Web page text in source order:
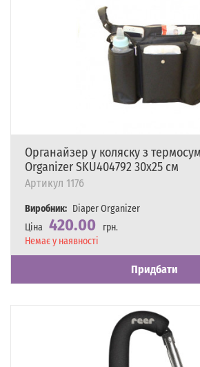
Органайзер у коляску з
Organizer SKU404792 30х25 см
Артикул 1176
Виробник: Diaper Organizer
Ціна 420.00
грн.
Наявність
Немає у наявності
Придбати